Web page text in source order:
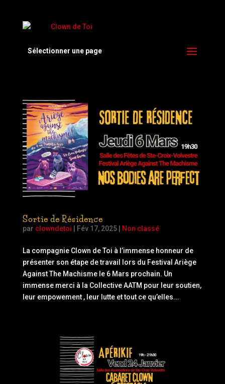
Sélectionner une page
Sortie de Résidence
par clowndetoi | Fév 17, 2025| Non classé
La compagnie Clown de Toi à l’immense honneur de
présenter son étape de travail lors du Festival Ariège
Against The Machisme le 6 Mars prochain. Un
immense merci à la Collective AATM pour leur soutien,
leur empowement , leur lutte et tout ce qu’elles...